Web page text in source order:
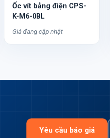
Ốc vít bảng điện CPS-
K-M6-0BL
Giá đang cập nhật
Yêu cầu báo giá